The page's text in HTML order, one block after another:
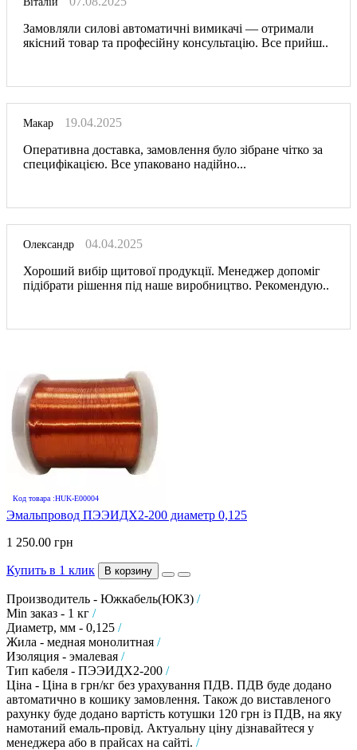
Замовляли силові автоматичні вимикачі — отримали
якісний товар та професійну консультацію. Все прийш..
Макар
19.04.2025
Оперативна доставка, замовлення було зібране чітко за
специфікацією. Все упаковано надійно...
Олександр
04.04.2025
Хороший вибір щитової продукції. Менеджер допоміг
підібрати рішення під наше виробництво. Рекомендую..
Код товара :HUK-E00004
Эмальпровод ПЭЭИДХ2-200 диаметр 0,125
1 250.00 грн
Купить в 1 клик В корзину
Производитель - Южкабель(ЮКЗ) /
Min заказ - 1 кг /
Диаметр, мм - 0,125 /
Жила - медная монолитная /
Изоляция - эмалевая /
Тип кабеля - ПЭЭИДХ2-200 /
Ціна - Ціна в грн/кг без урахування ПДВ. ПДВ буде додано
автоматично в кошику замовлення. Також до виставленого
рахунку буде додано вартість котушки 120 грн із ПДВ, на яку
намотаний емаль-провід. Актуальну ціну дізнавайтеся у
менеджера або в прайсах на сайті. /